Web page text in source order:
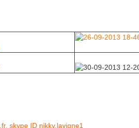
skype ID nikky.lavigne1